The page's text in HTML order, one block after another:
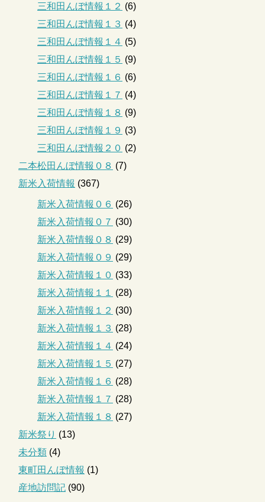
三和田んぼ情報１２ (6)
三和田んぼ情報１３ (4)
三和田んぼ情報１４ (5)
三和田んぼ情報１５ (9)
三和田んぼ情報１６ (6)
三和田んぼ情報１７ (4)
三和田んぼ情報１８ (9)
三和田んぼ情報１９ (3)
三和田んぼ情報２０ (2)
二本松田んぼ情報０８ (7)
新米入荷情報 (367)
新米入荷情報０６ (26)
新米入荷情報０７ (30)
新米入荷情報０８ (29)
新米入荷情報０９ (29)
新米入荷情報１０ (33)
新米入荷情報１１
(28)
新米入荷情報１２ (30)
新米入荷情報１３ (28)
新米入荷情報１４ (24)
新米入荷情報１５ (27)
新米入荷情報１６ (28)
新米入荷情報１７ (28)
新米入荷情報１８ (27)
新米祭り (13)
未分類 (4)
東町田んぼ情報 (1)
産地訪問記 (90)